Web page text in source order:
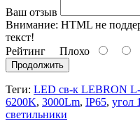
Ваш отзыв
Внимание: HTML не
текст!
Рейтинг Плохо
Продолжить
Теги: LED св-к LEBRON
6200K, 3000Lm, IP65, угол
светильники